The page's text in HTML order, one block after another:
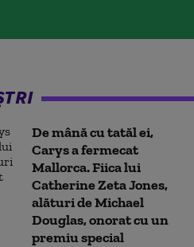
De mână cu tatăl ei,
Carys a fermecat
Mallorca. Fiica lui
Catherine Zeta Jones,
alături de Michael
Douglas, onorat cu un
premiu special